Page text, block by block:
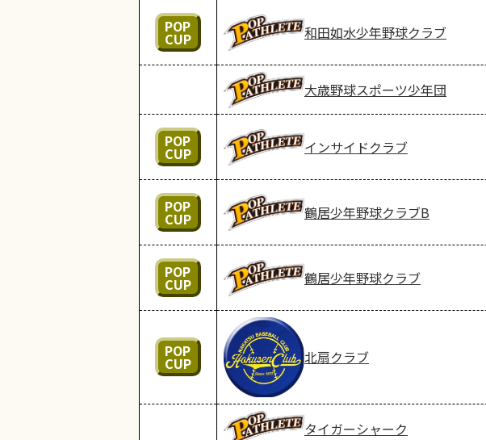
POP
CUP 和田如水少年野球クラブ
大歳野球スポーツ少年団
POP
CUP インサイドクラブ
POP
CUP 鶴居少年野球クラブB
POP
CUP 鶴居少年野球クラブ
POP
CUP 北扇クラブ
タイガーシャーク